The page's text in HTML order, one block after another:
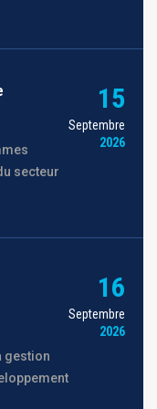
secteur
15
Septembre
2026
gestion
16
Septembre
2026